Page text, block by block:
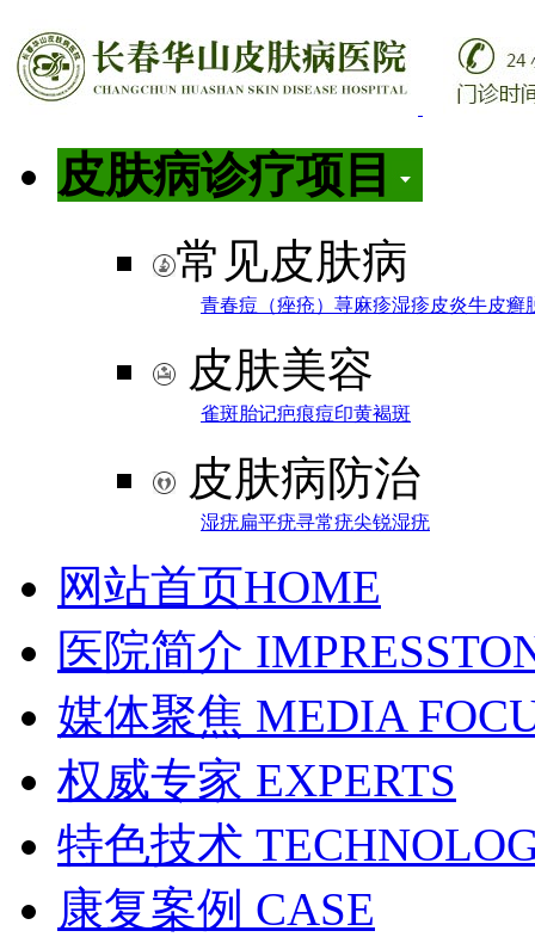
皮肤病诊疗项目
常见皮肤病
青春痘（痤疮） 荨麻疹湿疹皮炎牛皮癣
皮肤美容
雀斑胎记疤痕痘印黄褐斑
皮肤病防治
湿疣扁平疣寻常疣尖锐湿疣
网站首页HOME
医院简介
媒体聚焦 MEDIA
权威专家 EXPERTS
特色技术
康复案例 CASE